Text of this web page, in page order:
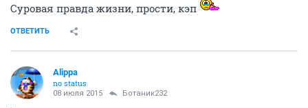
Суровая правда жизни, прости, кэп
ОТВЕТИТЬ
Alippa
no status
08 июля 2015 Ботаник232